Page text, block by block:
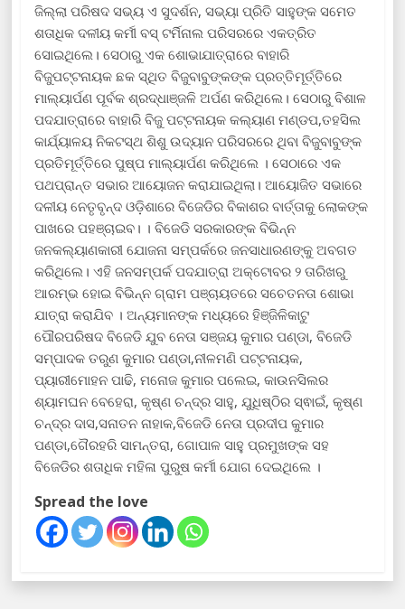
ଜିଲ୍ଲା ପରିଷଦ ସଭ୍ୟ ଏ ସୁଦର୍ଶନ, ସଭ୍ୟା ପ୍ରିତି ସାହୁଙ୍କ ସମେତ
ଶତାଧିକ ଦଳୀୟ କର୍ମୀ ବସ୍ ଟର୍ମିନାଲ ପରିସରରେ ଏକତ୍ରିତ
ସୋଇଥିଲେ। ସେଠାରୁ ଏକ ଶୋଭାଯାତ୍ରାରେ ବାହାରି
ବିଜୁପଟ୍ଟନାୟକ ଛକ ସ୍ଥିତ ବିଜୁବାବୁଙ୍କଙ୍କ ପ୍ରତ୍ତିମୂର୍ତ୍ତିରେ
ମାଲ୍ୟାର୍ପଣ ପୂର୍ବକ ଶ୍ରଦ୍ଧାଞ୍ଜଳି ଅର୍ପଣ କରିଥିଲେ। ସେଠାରୁ ବିଶାଳ
ପଦଯାତ୍ରାରେ ବାହାରି ବିଜୁ ପଟ୍ଟନାୟକ କଲ୍ୟାଣ ମଣ୍ଡପ,ତହସିଲ
କାର୍ଯ୍ୟାଳୟ ନିକଟସ୍ଥ ଶିଶୁ ଉଦ୍ୟାନ ପରିସରରେ ଥିବା ବିଜୁବାବୁଙ୍କ
ପ୍ରତିମୂର୍ତ୍ତିରେ ପୁଷ୍ପ ମାଲ୍ୟାର୍ପଣ କରିଥିଲେ । ସେଠାରେ ଏକ
ପଥପ୍ରାନ୍ତ ସଭାର ଆୟୋଜନ କରାଯାଇଥିଲା। ଆୟୋଜିତ ସଭାରେ
ଦଳୀୟ ନେତୃବୃନ୍ଦ ଓଡ଼ିଶାରେ ବିଜେଡିର ବିକାଶର ବାର୍ତ୍ତାକୁ ଲୋକଙ୍କ
ପାଖରେ ପହଞ୍ଚାଇବ। । ବିଜେଡି ସରକାରଙ୍କ ବିଭିନ୍ନ
ଜନକଲ୍ୟାଣକାରୀ ଯୋଜନା ସମ୍ପର୍କରେ ଜନସାଧାରଣଙ୍କୁ ଅବଗତ
କରିଥିଲେ। ଏହି ଜନସମ୍ପର୍କ ପଦଯାତ୍ରା ଅକ୍ଟୋବର ୨ ତାରିଖରୁ
ଆରମ୍ଭ ହୋଇ ବିଭିନ୍ନ ଗ୍ରାମ ପଞ୍ଚାୟତରେ ସଚେତନତା ଶୋଭା
ଯାତ୍ରା କରାଯିବ । ଅନ୍ୟମାନଙ୍କ ମଧ୍ୟରେ ହିଞ୍ଜିଳିକାଟୁ
ପୌରପରିଷଦ ବିଜେଡି ଯୁବ ନେତା ସଞ୍ଜୟ କୁମାର ପଣ୍ଡା, ବିଜେଡି
ସମ୍ପାଦକ ତରୁଣ କୁମାର ପଣ୍ଡା,ନୀଳମଣି ପଟ୍ଟନାୟକ,
ପ୍ୟାରୀମୋହନ ପାଢି, ମନୋଜ କୁମାର ପଲେଇ, କାଉନସିଲର
ଶ୍ୟାମଘନ ବେହେରା, କୃଷ୍ଣ ଚନ୍ଦ୍ର ସାହୁ, ଯୁଧିଷ୍ଠିର ସ୍ଵାଇଁ, କୃଷ୍ଣ
ଚନ୍ଦ୍ର ଦାସ,ସନାତନ ନାହାକ,ବିଜେଡି ନେତା ପ୍ରଦୀପ କୁମାର
ପଣ୍ଡା,ଗୈରହରି ସାମନ୍ତରା, ଗୋପାଳ ସାହୁ ପ୍ରମୁଖଙ୍କ ସହ
ବିଜେଡିର ଶତାଧିକ ମହିଳା ପୁରୁଷ କର୍ମୀ ଯୋଗ ଦେଇଥିଲେ ।
Spread the love